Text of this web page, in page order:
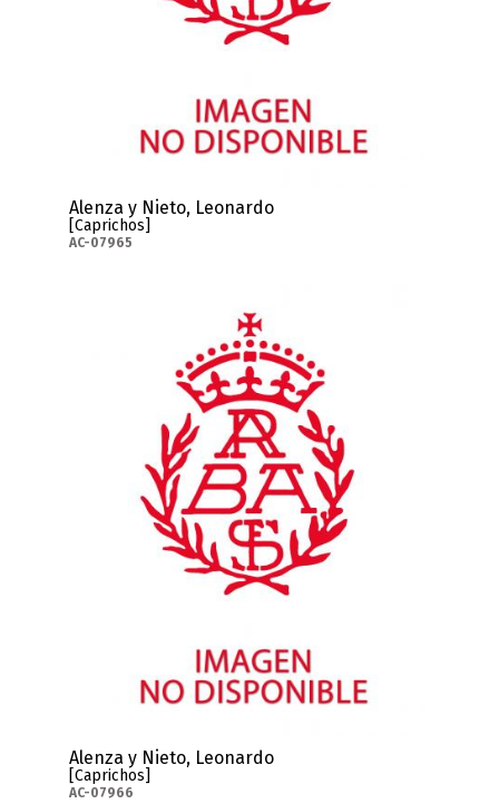
Alenza y Nieto, Leonardo
[Caprichos]
AC-07965
Alenza y Nieto, Leonardo
[Caprichos]
AC-07966